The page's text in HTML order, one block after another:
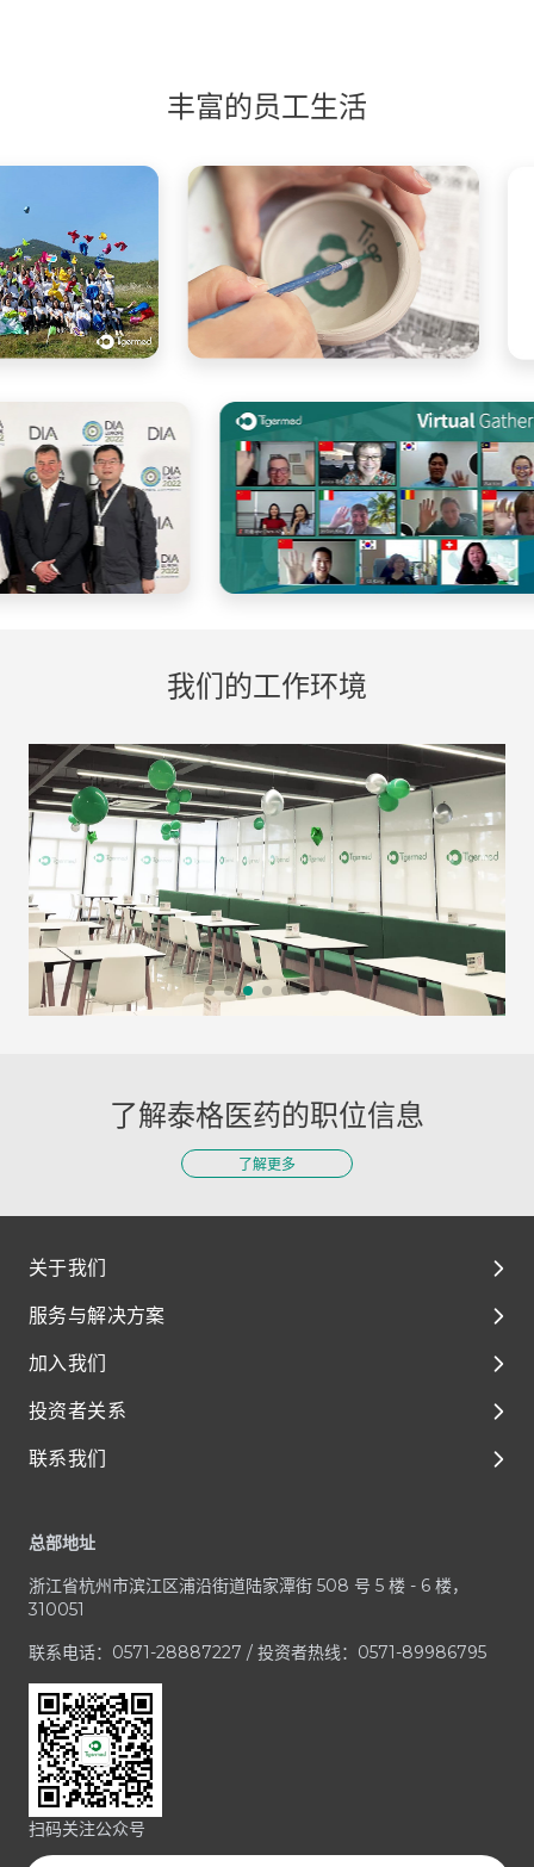
丰富的员工生活
我们的工作环境
了解泰格医药的职位信息
了解更多
关于我们
关于我们
环境、社会及管治（ESG）
媒体与资源
服务与解决方案
解决方案
临床前开发
临床开发
治疗领域
加入我们
泰格人的故事
人才成长与发展
加入泰格医药
投资者关系
公司治理
公司公告
招股文件
投资者联系方式
联系我们
业务咨询 / RFP
媒体与投资者咨询
合规疑虑
总部地址
浙江省杭州市滨江区浦沿街道陆家潭街 508 号 5 楼 - 6 楼，
310051
联系电话：0571-28887227 / 投资者热线：0571-89986795
扫码关注公众号